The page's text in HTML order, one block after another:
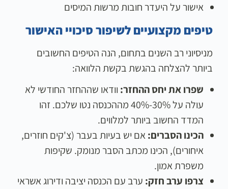
אישור על היעדר חובות מרשות המיסים
טיפים מקצועיים לשיפור סיכויי האישור
מניסיוני רב השנים בתחום, הנה הטיפים החשובים
ביותר להצלחה בהגשת בקשת הלוואה:
שפרו את יחס ההחזר: וודאו שההחזר החודשי לא
עולה על 30%-40% מההכנסה נטו שלכם. זהו
המדד החשוב ביותר למלווים.
הכינו הסברים:אם יש בעיות בעבר (צ'קים חוזרים,
איחורים), הכינו מכתב הסבר מנומק. שקיפות
משפרת אמון.
צרפו ערב חזק: ערב עם הכנסה יציבה ודירוג אשראי